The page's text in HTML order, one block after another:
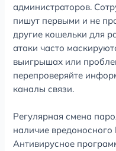
администраторов.
пишут первыми и не
другие кошельки для
атаки часто
выигрышах или
перепроверяйте
каналы связи.
Регулярная смена
наличие
Антивирусное